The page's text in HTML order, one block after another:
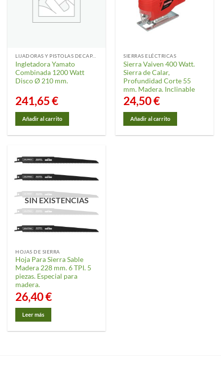
LIJADORAS Y PISTOLAS DECAPANTES
Ingletadora Yamato
Combinada 1200 Watt
Disco Ø 210 mm.
241,65€
Añadir al carrito
SIERRAS ELÉCTRICAS
Sierra Vaiven 400 Watt.
Sierra de Calar,
Profundidad Corte 55
mm. Madera. Inclinable
24,50€
Añadir al carrito
SIN EXISTENCIAS
HOJAS DE SIERRA
Hoja Para Sierra Sable
Madera 228 mm. 6 TPI. 5
piezas. Especial para
madera.
26,40€
Leer más